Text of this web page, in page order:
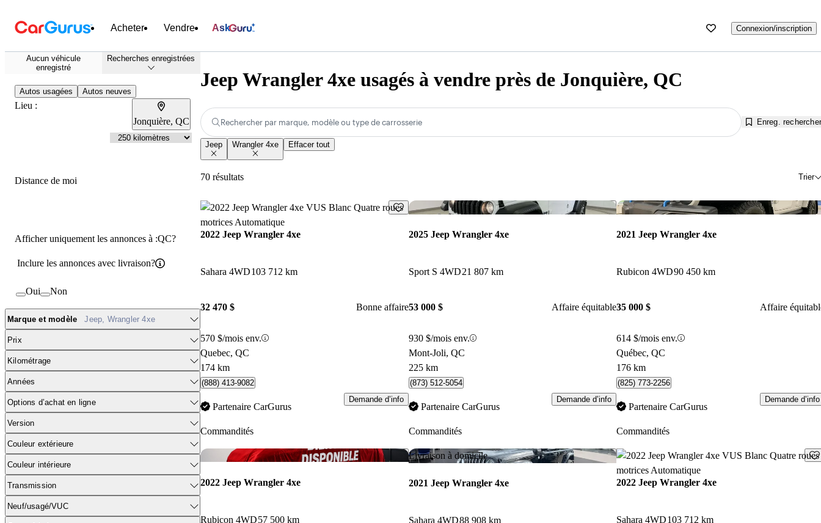
Acheter Vendre Ask Connexion/inscription
Aucun véhicule
enregistré
Recherches enregistrées
Autos usagées Autos neuves
Lieu :
Jonquière, QC
Distance de moi
Afficher uniquement les annonces à :QC?
Inclure les annonces avec livraison?
Oui Non
Marque et modèle Jeep, Wrangler 4xe
Prix
Kilométrage
Années
Options d’achat en ligne
Version
Couleur extérieure
Couleur intérieure
Transmission
Neuf/usagé/VUC
Jeep Wrangler 4xe usagés à vendre près de Jonquière, QC
Rechercher par marque, modèle ou type de carrosserie Enreg. rechercher
Jeep Wrangler 4xe Effacer tout
70 résultats Trier
Enregistrer cette annonce
2022 Jeep Wrangler 4xe
Sahara 4WD103 712 km
32 470 $ Bonne affaire
570 $/mois env.
Quebec, QC
174 km
(888) 413-9082
Partenaire CarGurus
Demande d’info
Commandités
Enregistrer cette annonce
2025 Jeep Wrangler 4xe
Sport S 4WD21 807 km
53 000 $ Affaire équitable
930 $/mois env.
Mont-Joli, QC
225 km
(873) 512-5054
Partenaire CarGurus
Demande d’info
Commandités
2021 Jeep Wrangler 4xe
Rubicon 4WD90 450 km
35 000 $ Affaire
614 $/mois env.
Québec, QC
176 km
(825) 773-2256
Partenaire CarGurus
Demande d’info
Commandités
Enregistrer cette annonce
2022 Jeep Wrangler 4xe
Rubicon 4WD57 500 km
Livraison à domicile Enregistrer cette annonce
2021 Jeep Wrangler 4xe
Sahara 4WD88 908 km
2022 Jeep Wrangler 4xe
Sahara 4WD103 712 km